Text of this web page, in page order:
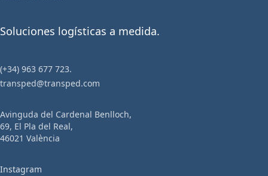
Soluciones logísticas a medida.
(+34) 963 677 723.
transped@transped.com
Avinguda del Cardenal Benlloch,
69, El Pla del Real,
46021 València
Instagram